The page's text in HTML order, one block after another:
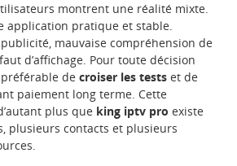
montrent une réalité mixte.
application pratique et stable.
mauvaise compréhension de
d’affichage. Pour toute décision
préférable decroiser les tests et de
paiement long terme. Cette
plus que king iptv pro existe
plusieurs contacts et plusieurs